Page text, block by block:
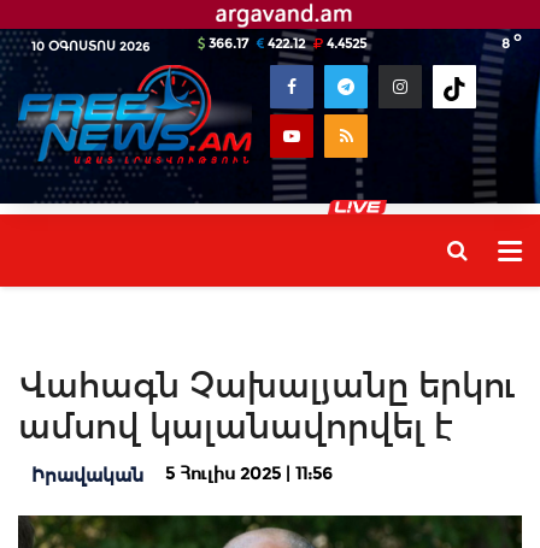
10 ՕԳՈՍՏՈՍ 2026 8 o
366.17 422.12 4.4525
Վահագն Չախալյանը երկու
ամսով կալանավորվել է
Իրավական 5 Հուլիս 2025 | 11:56